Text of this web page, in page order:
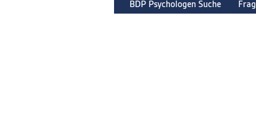
BDP Psychologen Suche